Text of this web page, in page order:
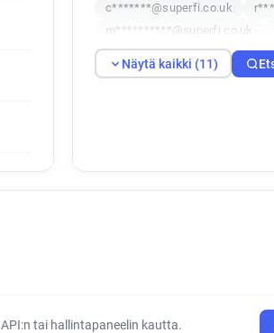
c*******@superfi.co.uk
m**********@superfi.co.uk
e***********@superfi.co.uk
o*****@superfi.co.uk
Näytä kaikki (11)
API:n tai hallintapaneelin kautta.